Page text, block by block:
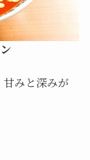
甘みと深みが